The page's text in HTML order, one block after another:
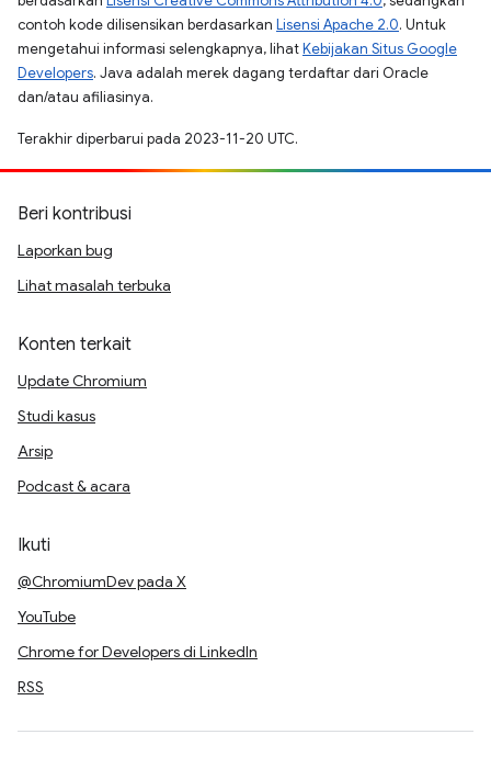
contoh kode dilisensikan berdasarkan Lisensi Apache 2.0. Untuk
mengetahui informasi selengkapnya, lihatKebijakan Situs Google
Developers. Java adalah merek dagang terdaftar dari Oracle
dan/atau afiliasinya.
Terakhir diperbarui pada 2023-11-20 UTC.
Beri kontribusi
Laporkan bug
Lihat masalah terbuka
Konten terkait
Update Chromium
Studi kasus
Arsip
Podcast & acara
Ikuti
@ChromiumDev pada X
YouTube
Chrome for Developers di LinkedIn
RSS